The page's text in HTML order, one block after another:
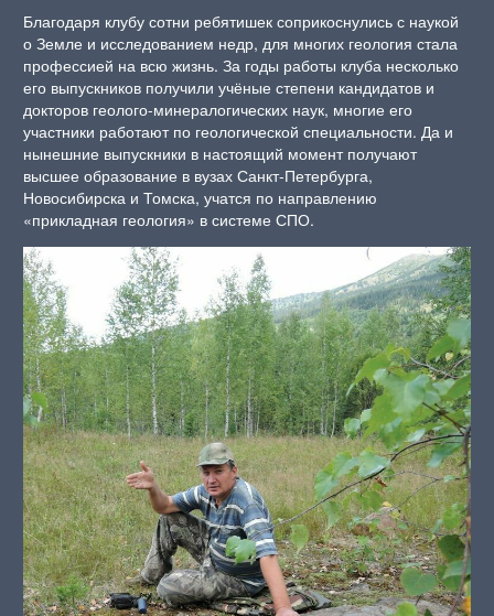
Благодаря клубу сотни ребятишек соприкоснулись с наукой
о Земле и исследованием недр, для многих геология стала
профессией на всю жизнь. За годы работы клуба несколько
его выпускников получили учёные степени кандидатов и
докторов геолого-минералогических наук, многие его
участники работают по геологической специальности. Да и
нынешние выпускники в настоящий момент получают
высшее образование в вузах Санкт-Петербурга,
Новосибирска и Томска, учатся по направлению
«прикладная геология» в системе СПО.